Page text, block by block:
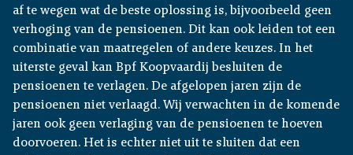
af te wegen wat de beste oplossing is, bijvoorbeeld geen
verhoging van de pensioenen. Dit kan ook leiden tot een
combinatie van maatregelen of andere keuzes. In het
uiterste geval kan Bpf Koopvaardij besluiten de
pensioenen te verlagen. De afgelopen jaren zijn de
pensioenen niet verlaagd. Wij verwachten in de komende
jaren ook geen verlaging van de pensioenen te hoeven
doorvoeren. Het is echter niet uit te sluiten dat een